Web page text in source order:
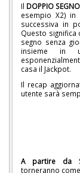
Il DOPPIO SEGNO
esempio X2) in
successiva in
Questo
segno senza
insieme in
casa il Jackpot.
Il recap
utente sarà
A partire da
torneranno